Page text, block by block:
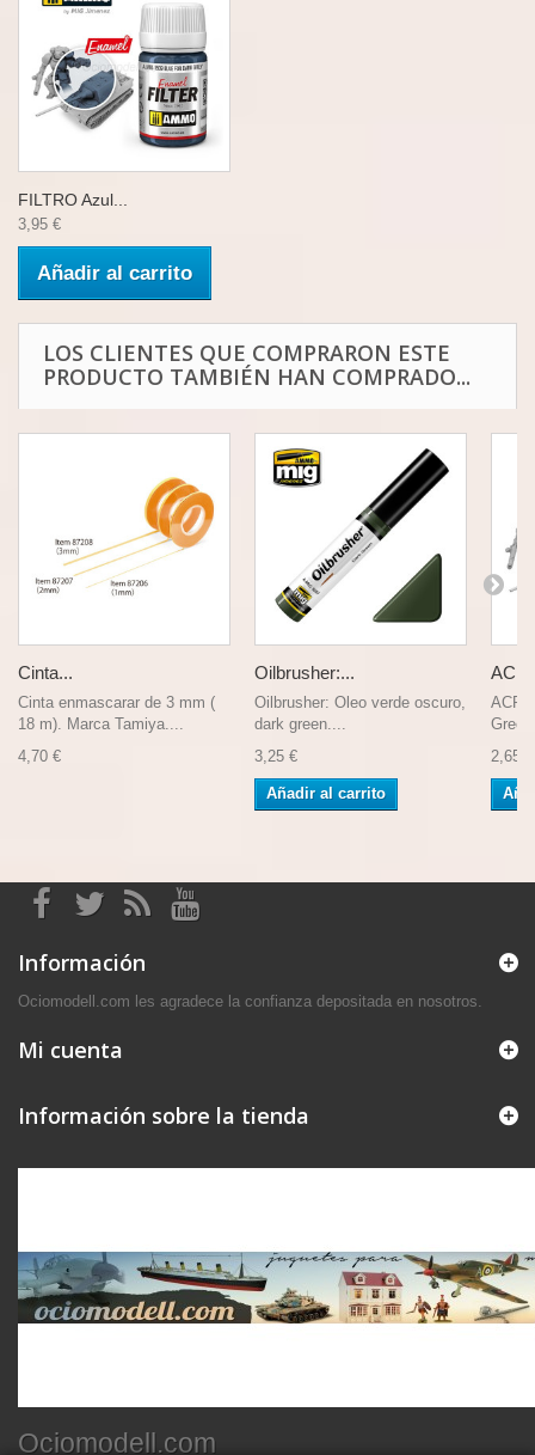
FILTRO Azul...
3,95 €
Añadir al carrito
LOS CLIENTES QUE COMPRARON ESTE
PRODUCTO TAMBIÉN HAN COMPRADO...
Cinta...
Cinta enmascarar de 3 mm (
18 m). Marca Tamiya....
4,70 €
Oilbrusher:...
Oilbrusher: Oleo verde oscuro,
dark green....
3,25 €
Añadir al carrito
2,65 €
Información
Ociomodell.com les agradece la confianza depositada en nosotros.
Mi cuenta
Información sobre la tienda
Ociomodell.com